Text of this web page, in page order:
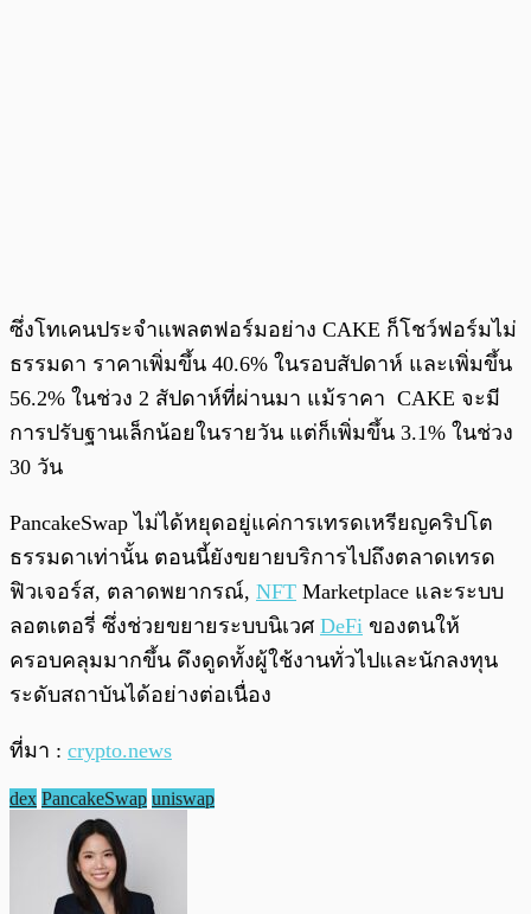
ซึ่งโทเคนประจำแพลตฟอร์มอย่าง CAKE ก็โชว์ฟอร์มไม่
ธรรมดา ราคาเพิ่มขึ้น 40.6% ในรอบสัปดาห์ และเพิ่มขึ้น
56.2% ในช่วง 2 สัปดาห์ที่ผ่านมา แม้ราคา CAKE จะมี
การปรับฐานเล็กน้อยในรายวัน แต่ก็เพิ่มขึ้น 3.1% ในช่วง
30 วัน
PancakeSwap ไม่ได้หยุดอยู่แค่การเทรดเหรียญคริปโต
ธรรมดาเท่านั้น ตอนนี้ยังขยายบริการไปถึงตลาดเทรด
ฟิวเจอร์ส, ตลาดพยากรณ์, NFT Marketplace และระบบ
ลอตเตอรี่ ซึ่งช่วยขยายระบบนิเวศ DeFi ของตนให้
ครอบคลุมมากขึ้น ดึงดูดทั้งผู้ใช้งานทั่วไปและนักลงทุน
ระดับสถาบันได้อย่างต่อเนื่อง
ที่มา : crypto.news
dex PancakeSwap uniswap